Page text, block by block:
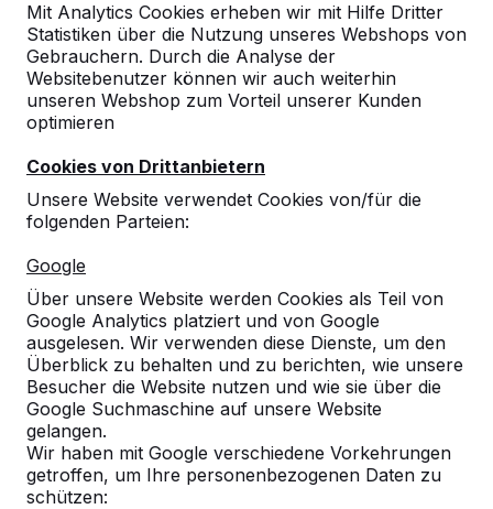
Mit Analytics Cookies erheben wir mit Hilfe Dritter
Statistiken über die Nutzung unseres Webshops von
Gebrauchern. Durch die Analyse der
Websitebenutzer können wir auch weiterhin
unseren Webshop zum Vorteil unserer Kunden
optimieren
Cookies von Drittanbietern
Unsere Website verwendet Cookies von/für die
folgenden Parteien:
Google
Über unsere Website werden Cookies als Teil von
Google Analytics platziert und von Google
ausgelesen. Wir verwenden diese Dienste, um den
Überblick zu behalten und zu berichten, wie unsere
Besucher die Website nutzen und wie sie über die
Google Suchmaschine auf unsere Website
gelangen.
Wir haben mit Google verschiedene Vorkehrungen
getroffen, um Ihre personenbezogenen Daten zu
schützen:
Referenzen
Unsere Produkte finden Sie in ganz Europa
und darüber hinaus. Sehen Sie hier, wo Sie
ein HeBlad-Produkt in Ihrer Nähe finden.
Produkt
Alles anzeigen
Kategorie